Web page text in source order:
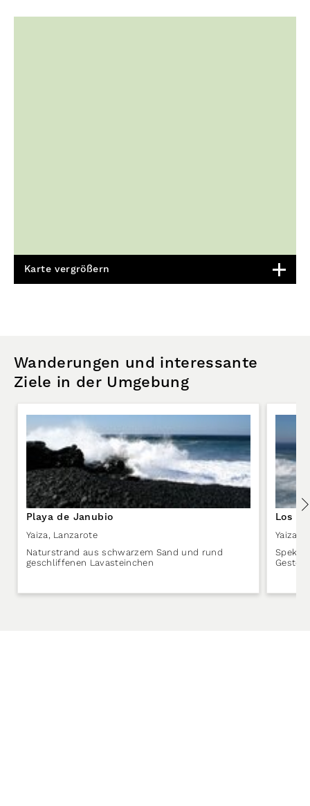
Karte vergrößern
Wanderungen und interessante
Ziele in der Umgebung
Playa de Janubio
Yaiza, Lanzarote
Naturstrand aus schwarzem Sand und rund
geschliffenen Lavasteinchen
Los
Yaiza